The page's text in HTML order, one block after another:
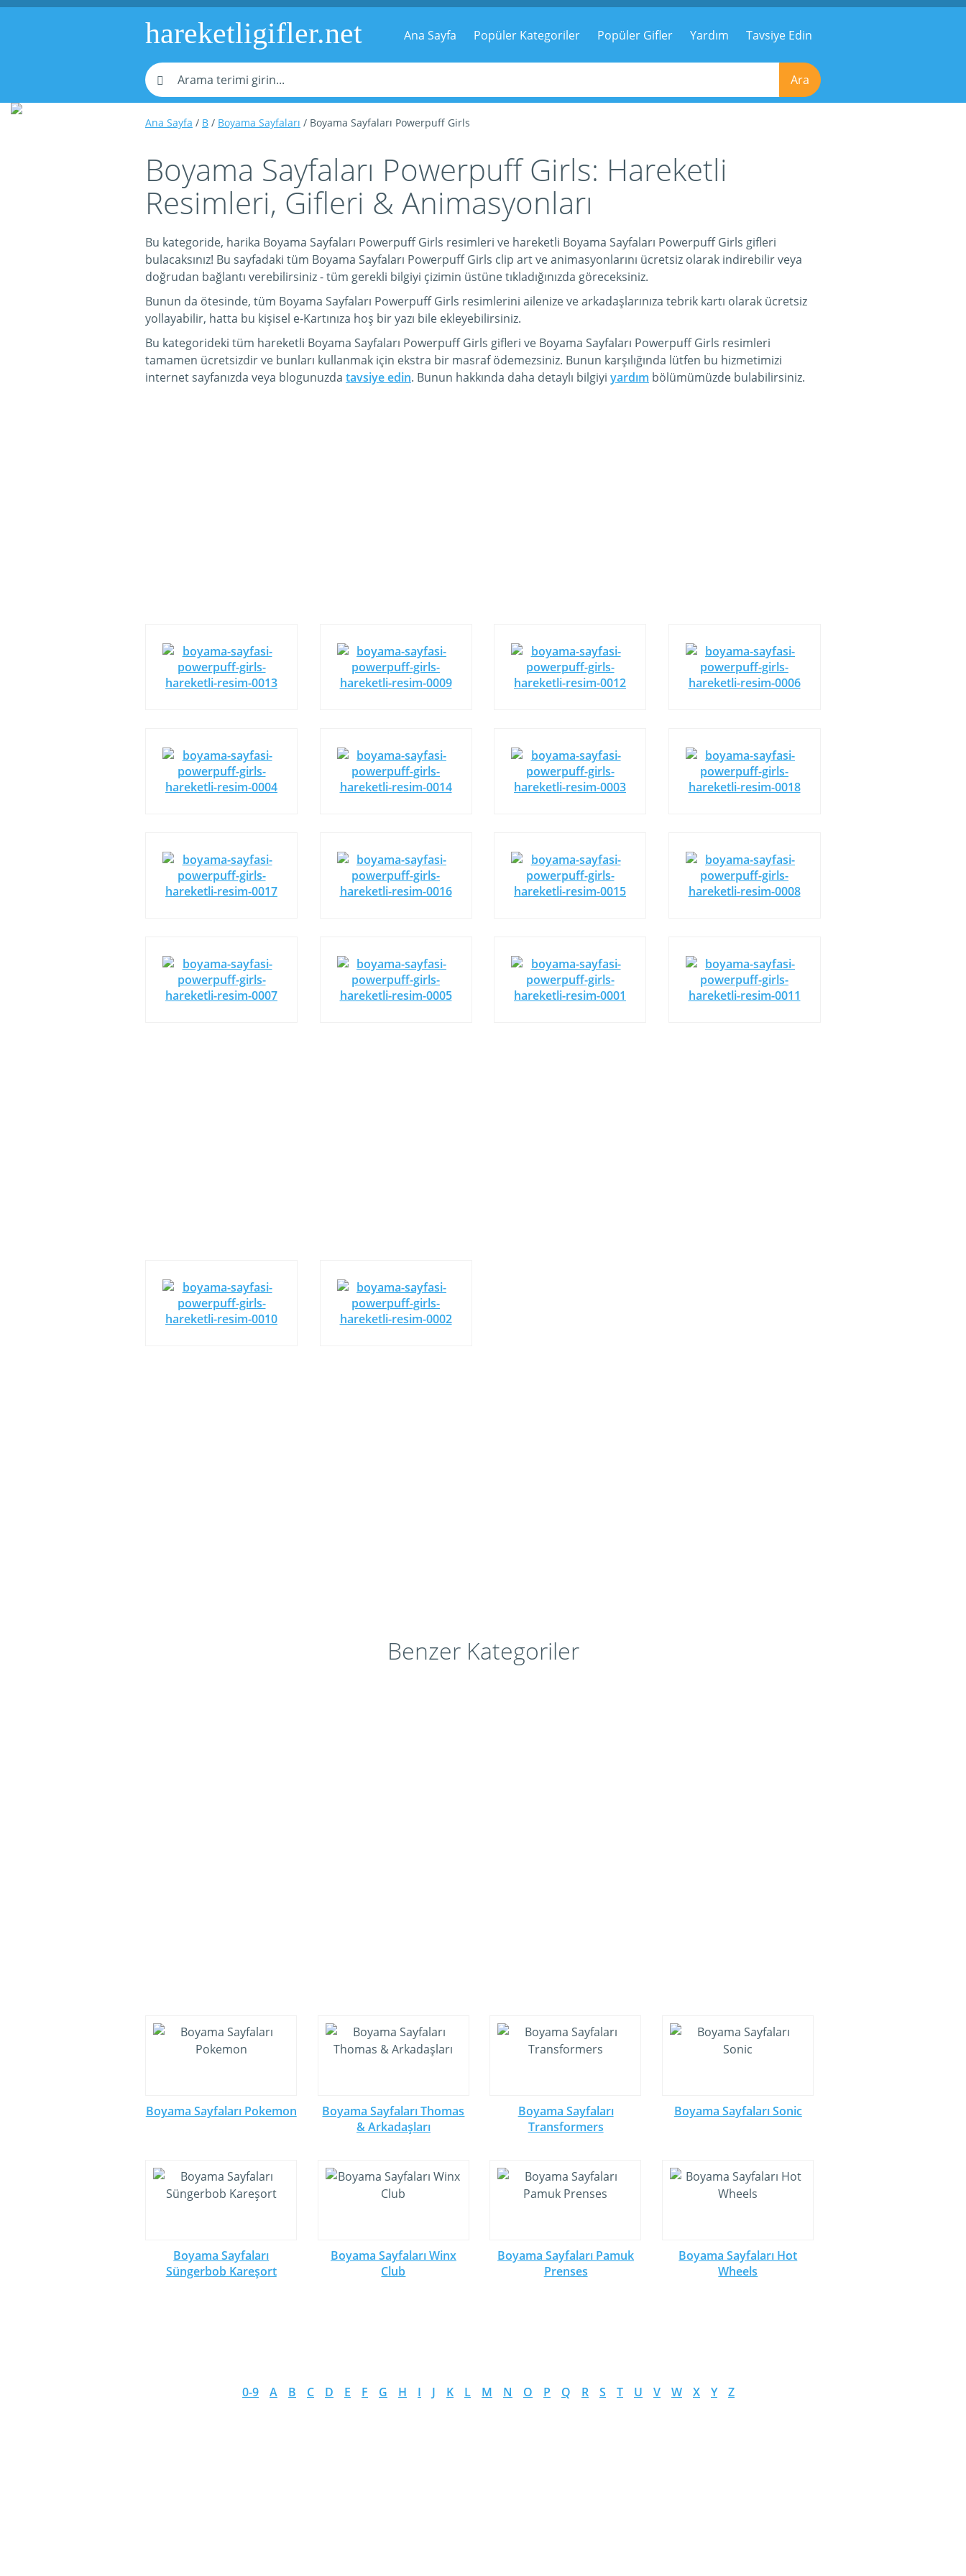
hareketligifler.net Ana Sayfa Popüler Kategoriler Popüler Gifler Yardım Tavsiye Edin
Ara
Ana Sayfa / B / Boyama Sayfaları / Boyama Sayfaları Powerpuff Girls
Boyama Sayfaları Powerpuff Girls: Hareketli
Resimleri, Gifleri & Animasyonları
Bu kategoride, harika Boyama Sayfaları Powerpuff Girls resimleri ve hareketli Boyama Sayfaları Powerpuff Girls gifleri
bulacaksınız! Bu sayfadaki tüm Boyama Sayfaları Powerpuff Girls clip art ve animasyonlarını ücretsiz olarak indirebilir veya
doğrudan bağlantı verebilirsiniz - tüm gerekli bilgiyi çizimin üstüne tıkladığınızda göreceksiniz.
Bunun da ötesinde, tüm Boyama Sayfaları Powerpuff Girls resimlerini ailenize ve arkadaşlarınıza tebrik kartı olarak ücretsiz
yollayabilir, hatta bu kişisel e-Kartınıza hoş bir yazı bile ekleyebilirsiniz.
Bu kategorideki tüm hareketli Boyama Sayfaları Powerpuff Girls gifleri ve Boyama Sayfaları Powerpuff Girls resimleri
tamamen ücretsizdir ve bunları kullanmak için ekstra bir masraf ödemezsiniz. Bunun karşılığında lütfen bu hizmetimizi
internet sayfanızda veya blogunuzda tavsiye edin. Bunun hakkında daha detaylı bilgiyi yardım bölümümüzde bulabilirsiniz.
Benzer Kategoriler
Boyama Sayfaları Pokemon
Boyama Sayfaları Thomas
& Arkadaşları
Boyama Sayfaları
Transformers
Boyama Sayfaları Sonic
Boyama Sayfaları
Süngerbob Kareşort
Boyama Sayfaları Winx
Club
Boyama Sayfaları Pamuk
Prenses
Boyama Sayfaları Hot
Wheels
0-9 A B C D E F G H I J K L M N O P Q R S T U V W X Y Z